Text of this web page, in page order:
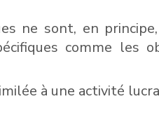
ne sont, en
comme les
à une activité